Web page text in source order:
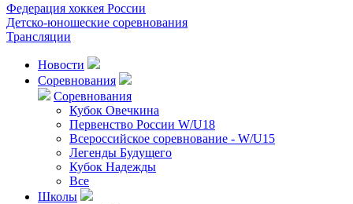
Федерация хоккея России
Детско-юношеские соревнования
Трансляции
Новости
Соревнования
Соревнования
Кубок Овечкина
Первенство России W/U18
Всероссийское соревнование - W/U15
Легенды Будущего
Кубок Надежды
Все
Школы